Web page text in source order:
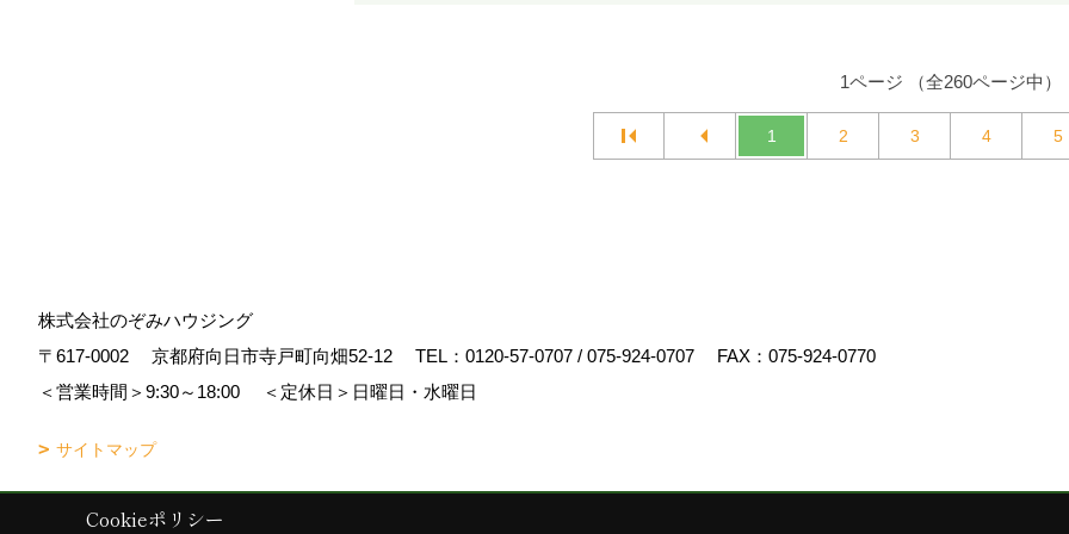
1ページ （全260ページ中）
1 2 3 4 5
株式会社のぞみハウジング
〒617-0002
京都府向日市寺戸町向畑52-12 TEL： 0120-57-0707 / 075-924-0707
FAX：075-924-0770
＜営業時間＞9:30～18:00
＜定休日＞日曜日・水曜日
サイトマップ
Copyright (c) Nozomi Housing. All Rights Reserved.
Cookieポリシー